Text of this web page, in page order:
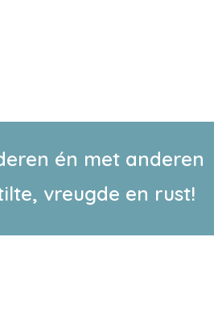
én met anderen
vreugde en rust!